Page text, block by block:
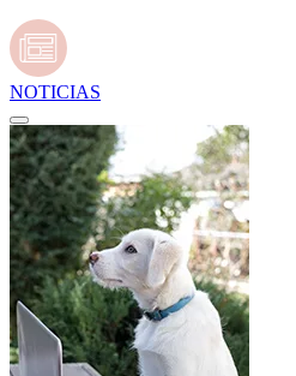
NOTICIAS